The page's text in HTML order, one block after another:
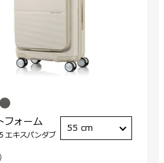
フォーム
エキスパンダブ
55 cm